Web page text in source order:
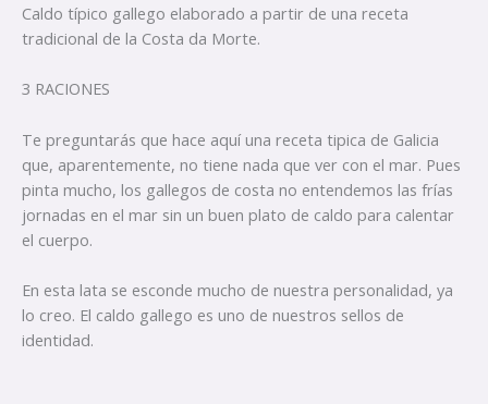
Caldo típico gallego elaborado a partir de una receta
tradicional de la Costa da Morte.
3 RACIONES
Te preguntarás que hace aquí una receta tipica de Galicia
que, aparentemente, no tiene nada que ver con el mar. Pues
pinta mucho, los gallegos de costa no entendemos las frías
jornadas en el mar sin un buen plato de caldo para calentar
el cuerpo.
En esta lata se esconde mucho de nuestra personalidad, ya
lo creo. El caldo gallego es uno de nuestros sellos de
identidad.